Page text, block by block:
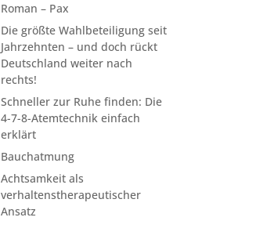
Roman – Pax
Die größte Wahlbeteiligung seit
Jahrzehnten – und doch rückt
Deutschland weiter nach
rechts!
Schneller zur Ruhe finden: Die
4-7-8-Atemtechnik einfach
erklärt
Bauchatmung
Achtsamkeit als
verhaltenstherapeutischer
Ansatz